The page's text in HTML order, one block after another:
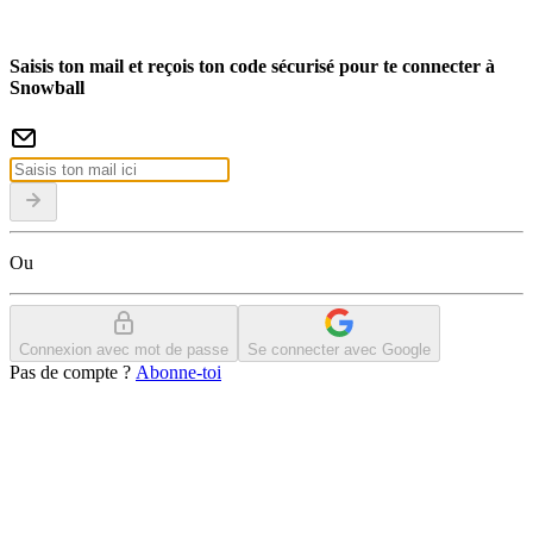
Saisis ton mail et reçois ton code sécurisé pour te connecter à
Snowball
Ou
Connexion avec mot de passe Se connecter avec Google
Pas de compte ? Abonne-toi